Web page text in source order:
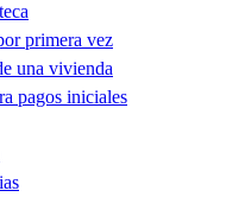
primera vez
una vivienda
pagos iniciales